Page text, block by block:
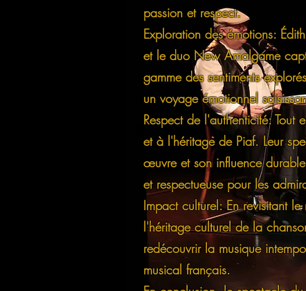
passion et respect.
Exploration des émotions:
et le duo New Amalgame
gamme des sentiments
un voyage émotionnel
Respect de l'authenticité:
et à l'héritage de Piaf. Leur
œuvre et son influence
et respectueuse pour les
Impact culturel: En revisitant
l'héritage culturel de la
redécouvrir la musique
musical français.